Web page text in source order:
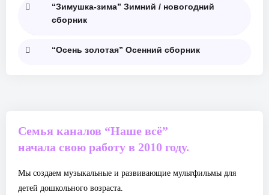
“Зимушка-зима” Зимний / новогодний
сборник
“Осень золотая” Осенний сборник
Семья каналов “Наше всё”
начала свою работу в 2010 году.
Мы создаем музыкальные и развивающие мультфильмы для
детей дошкольного возраста.